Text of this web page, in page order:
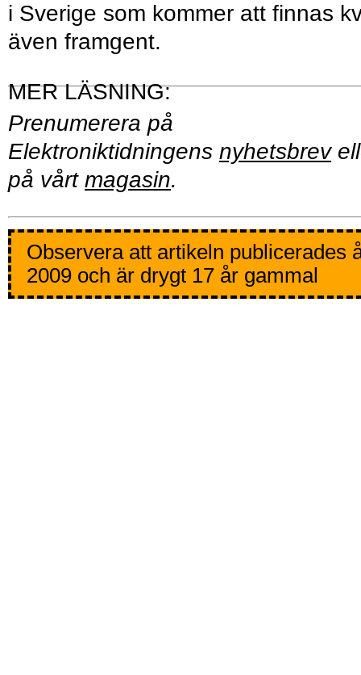
i Sverige som kommer att finnas
även framgent.
Prenumerera på
Elektroniktidningens nyhetsbrev
på vårt magasin.
Observera att artikeln publicerades
2009 och är drygt 17 år gammal